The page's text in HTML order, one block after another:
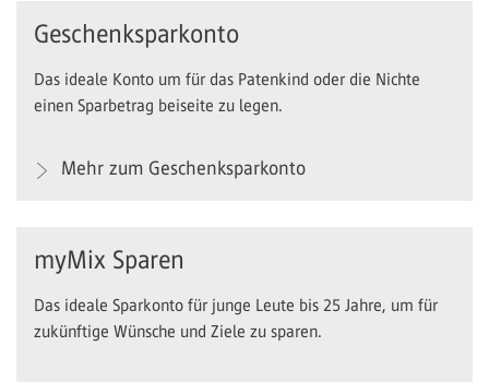
Geschenksparkonto
Das ideale Konto um für das Patenkind oder die Nichte
einen Sparbetrag beiseite zu legen.
Mehr zum Geschenksparkonto
myMix Sparen
Das ideale Sparkonto für junge Leute bis 25 Jahre, um für
zukünftige Wünsche und Ziele zu sparen.